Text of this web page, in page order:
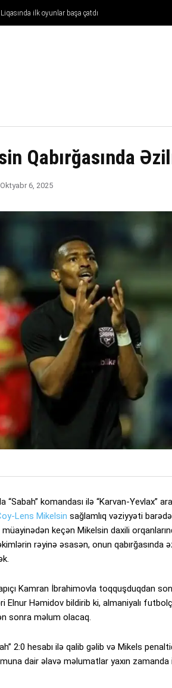
ilk oyunlar başa çatdı
Qabırğasında
Oktyabr 6, 2025
“Sabah” komandası ilə “Karvan-Yevlax”
Lens Mikelsin sağlamlıq vəziyyəti
keçən Mikelsin daxili
rəyinə əsasən, onun qabırğasında
Kamran İbrahimovla toqquşduqdan
Həmidov bildirib ki, almaniyalı
sonra məlum olacaq.
2:0 hesabı ilə qalib gəlib və Mikels
dair əlavə məlumatlar yaxın